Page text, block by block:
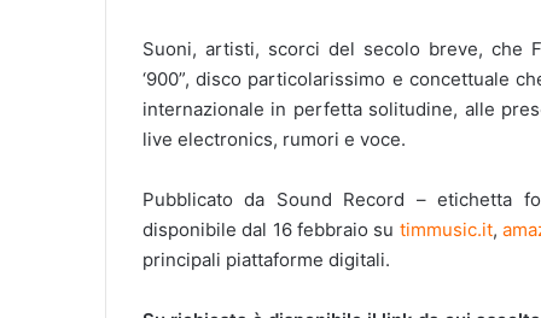
Suoni, artisti, scorci del secolo breve, che
‘900”, disco particolarissimo e concettuale
internazionale in perfetta solitudine, alle
live electronics, rumori e voce.
Pubblicato da Sound Record – etichetta
disponibile dal 16 febbraio su timmusic.it,
principali piattaforme digitali.